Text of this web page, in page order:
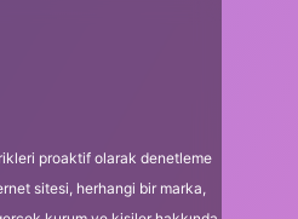
proaktif olarak denetleme
sitesi, herhangi bir marka,